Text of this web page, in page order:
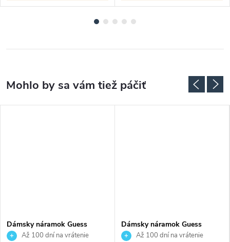
Dámsky náramok Guess
JUBB06246JWYGS
Až 100 dní na vrátenie
Dámsky náramok Guess
JUBB04082JWYGWHS
Až 100 dní na vrátenie